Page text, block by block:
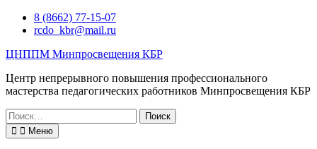
Перейти8 (8662) 77-15-07
rcdo_kbr@mail.ru
ЦНППМ Минпросвещения КБР
Центр непрерывного повышения профессионального
мастерства педагогических работников Минпросвещения КБР
Искать:
Меню